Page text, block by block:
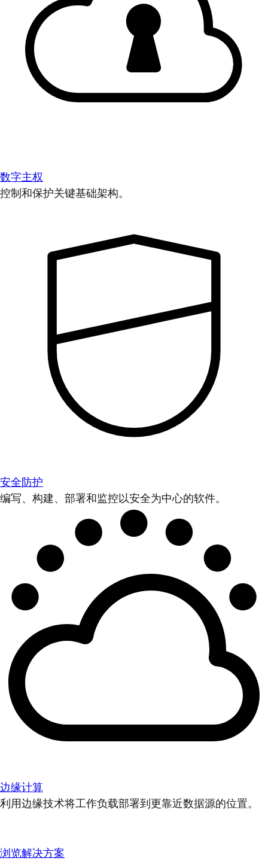
数字主权
控制和保护关键基础架构。
安全防护
编写、构建、部署和监控以安全为中心的软件。
边缘计算
利用边缘技术将工作负载部署到更靠近数据源的位置。
浏览解决方案